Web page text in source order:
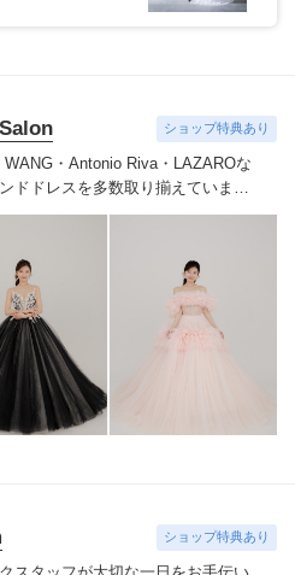
ショップ特典あり
・Antonio Riva・LAZAROな
ドドレスを多数取り揃えていま
撮り・二次会などのお貸出しも可
ただいたお客様にはヘッドアクセ
ピアス・シューズ・ベールが無料
ショップ特典あり